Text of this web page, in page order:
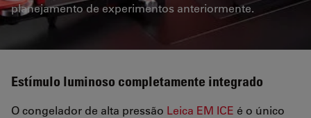
planejamento de experimentos anteriormente.
Estímulo luminoso completamente integrado
O congelador de alta pressão Leica EM ICE é o único